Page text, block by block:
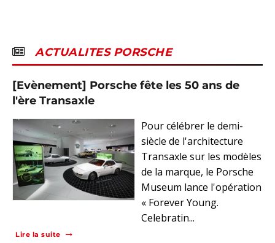
ACTUALITES PORSCHE
[Evènement] Porsche fête les 50 ans de
l'ère Transaxle
Pour célébrer le demi-
siècle de l'architecture
Transaxle sur les modèles
de la marque, le Porsche
Museum lance l'opération
« Forever Young.
Celebratin...
Lire la suite